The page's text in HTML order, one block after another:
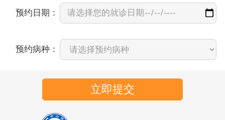
预约日期：
预约病种：
立即提交